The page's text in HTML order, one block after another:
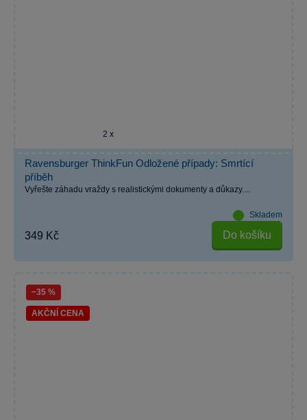
2 x
Ravensburger ThinkFun Odložené případy: Smrtící
příběh
Vyřešte záhadu vraždy s realistickými dokumenty a důkazy....
Skladem
349 Kč Do košíku
−35 %
AKČNÍ CENA